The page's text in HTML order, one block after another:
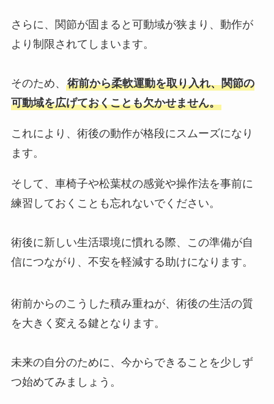
さらに、関節が固まると可動域が狭まり、動作が
より制限されてしまいます。
そのため、 術前から柔軟運動を取り入れ、関節の
可動域を広げておくことも欠かせません。
これにより、術後の動作が格段にスムーズになり
ます。
そして、車椅子や松葉杖の感覚や操作法を事前に
練習しておくことも忘れないでください。
術後に新しい生活環境に慣れる際、この準備が自
信につながり、不安を軽減する助けになります。
術前からのこうした積み重ねが、術後の生活の質
を大きく変える鍵となります。
未来の自分のために、今からできることを少しず
つ始めてみましょう。